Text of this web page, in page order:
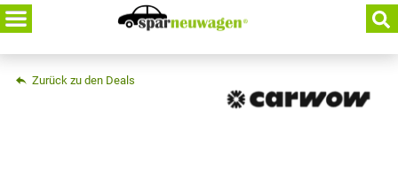
Skip
to
content
Zurück zu den Deals